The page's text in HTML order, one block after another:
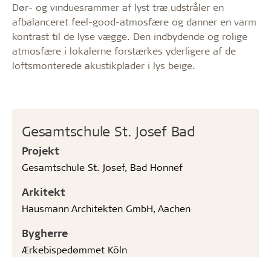
Gesamtschule St. Josef Bad
Projekt
Gesamtschule St. Josef, Bad Honnef
Arkitekt
Hausmann Architekten GmbH, Aachen
Bygherre
Ærkebispedømmet Köln
Dør- og vinduesrammer af lyst træ udstråler en
afbalanceret feel-good-atmosfære og danner en varm
kontrast til de lyse vægge. Den indbydende og rolige
atmosfære i lokalerne forstærkes yderligere af de
loftsmonterede akustikplader i lys beige.